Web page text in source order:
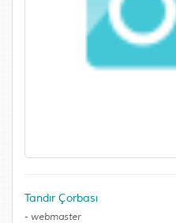
Tandır Çorbası
- webmaster